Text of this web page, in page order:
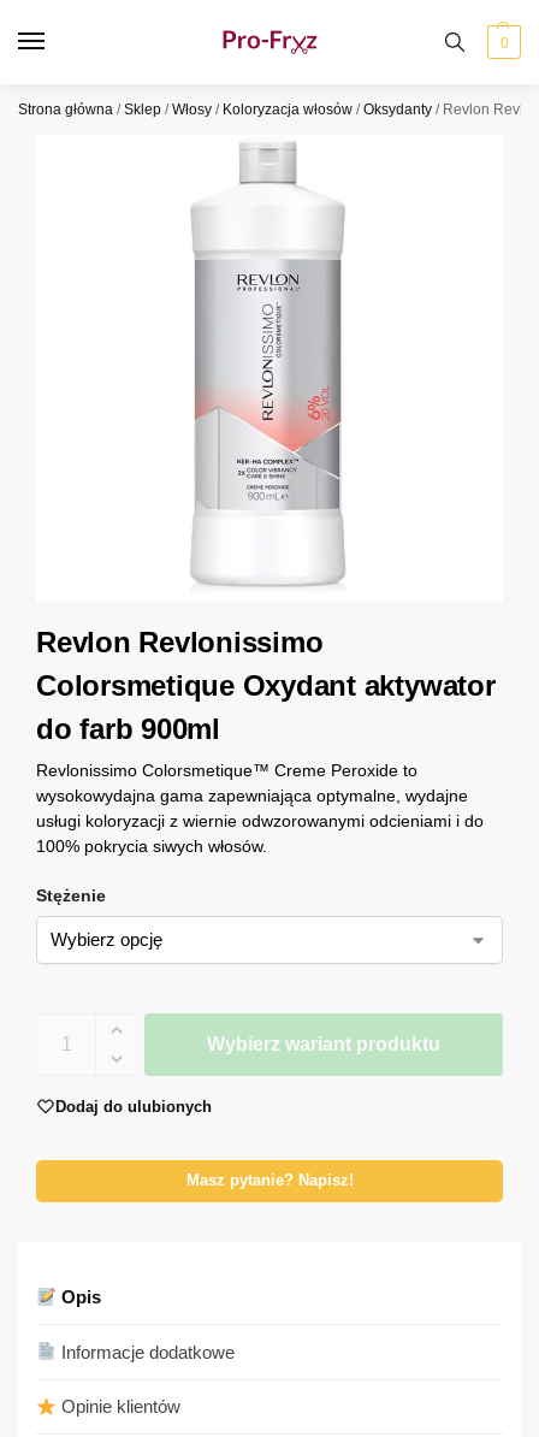
0
Strona główna /Sklep /Włosy / Koloryzacja włosów /Oksydanty / Revlon
Revlon Revlonissimo
Colorsmetique Oxydant aktywator
do farb 900ml
Revlonissimo Colorsmetique™ Creme Peroxide to
wysokowydajna gama zapewniająca optymalne, wydajne
usługi koloryzacji z wiernie odwzorowanymi odcieniami i do
100% pokrycia siwych włosów.
Stężenie
Wybierz wariant produktu
Dodaj do ulubionych
Masz pytanie? Napisz!
Opis
Informacje dodatkowe
Opinie klientów